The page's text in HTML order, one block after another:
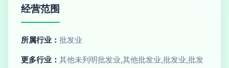
经营范围
所属行业： 批发业
更多行业： 其他未列明批发业,其他批发业,批发业,批发